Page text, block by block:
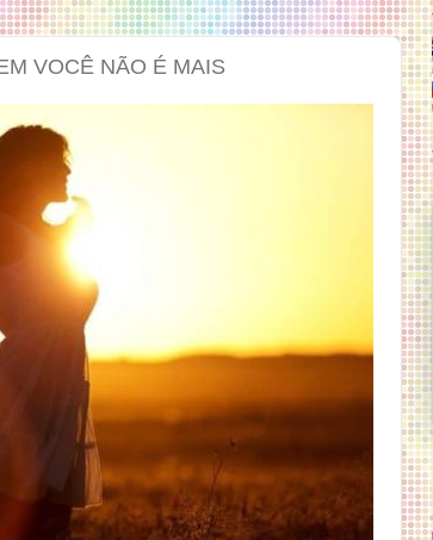
VOCÊ NÃO É MAIS